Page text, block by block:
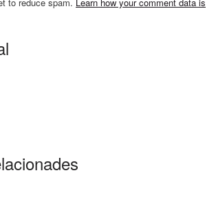
to reduce spam. Learn how your comment data is